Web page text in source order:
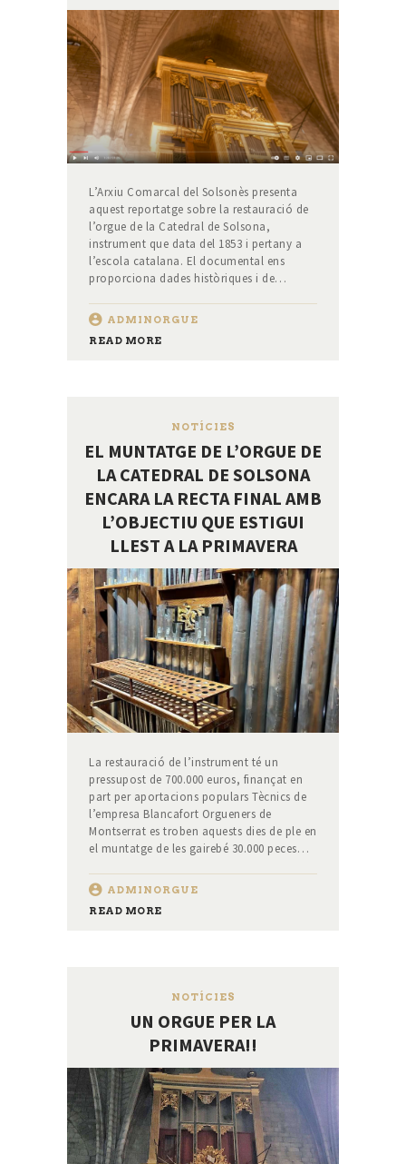
L’Arxiu Comarcal del Solsonès presenta
aquest reportatge sobre la restauració de
l’orgue de la Catedral de Solsona,
instrument que data del 1853 i pertany a
l’escola catalana. El documental ens
proporciona dades històriques i de…
ADMINORGUE
READ MORE
NOTÍCIES
EL MUNTATGE DE L’ORGUE DE
LA CATEDRAL DE SOLSONA
ENCARA LA RECTA FINAL AMB
L’OBJECTIU QUE ESTIGUI
LLEST A LA PRIMAVERA
La restauració de l’instrument té un
pressupost de 700.000 euros, finançat en
part per aportacions populars Tècnics de
l’empresa Blancafort Orgueners de
Montserrat es troben aquests dies de ple en
el muntatge de les gairebé 30.000 peces…
ADMINORGUE
READ MORE
NOTÍCIES
UN ORGUE PER LA
PRIMAVERA!!